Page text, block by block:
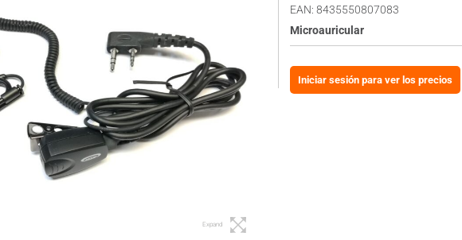
Expand
EAN: 8435550807083
Microauricular
Iniciar sesión para ver los precios